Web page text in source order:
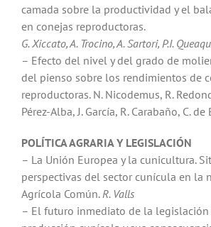
camada sobre la productividad y el
en conejas reproductoras.
G. Xiccato, A. Trocino, A. Sartori, P.I.
– Efecto del nivel y del grado de
del pienso sobre los rendimientos de
reproductoras. N. Nicodemus, R.
Pérez-Alba, J. García, R. Carabaño, C. de
POLÍTICA AGRARIA Y LEGISLACIÓN
– La Unión Europea y la cunicultura.
perspectivas del sector cunícula en la
Agrícola Común. R. Valls
– El futuro inmediato de la